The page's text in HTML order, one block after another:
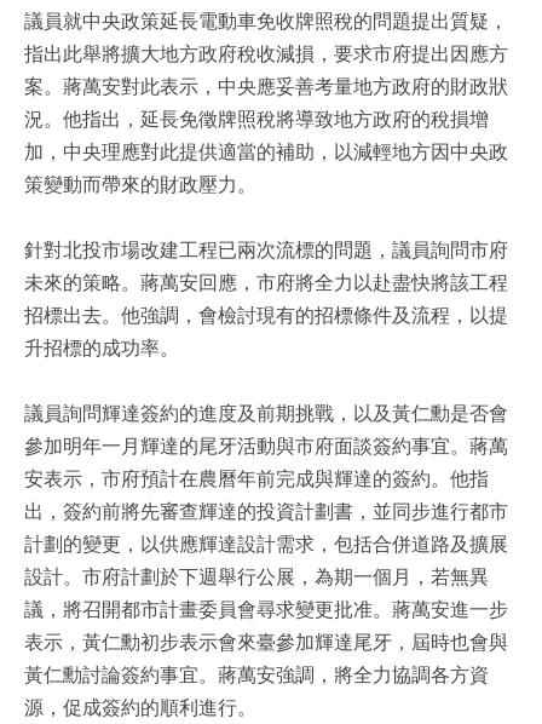
議員就中央政策延長電動車免收牌照稅的問題提出質疑，
指出此舉將擴大地方政府稅收減損，要求市府提出因應方
案。蔣萬安對此表示，中央應妥善考量地方政府的財政狀
況。他指出，延長免徵牌照稅將導致地方政府的稅損增
加，中央理應對此提供適當的補助，以減輕地方因中央政
策變動而帶來的財政壓力。
針對北投市場改建工程已兩次流標的問題，議員詢問市府
未來的策略。蔣萬安回應，市府將全力以赴盡快將該工程
招標出去。他強調，會檢討現有的招標條件及流程，以提
升招標的成功率。
議員詢問輝達簽約的進度及前期挑戰，以及黃仁勳是否會
參加明年一月輝達的尾牙活動與市府面談簽約事宜。蔣萬
安表示，市府預計在農曆年前完成與輝達的簽約。他指
出，簽約前將先審查輝達的投資計劃書，並同步進行都市
計劃的變更，以供應輝達設計需求，包括合併道路及擴展
設計。市府計劃於下週舉行公展，為期一個月，若無異
議，將召開都市計畫委員會尋求變更批准。蔣萬安進一步
表示，黃仁勳初步表示會來臺參加輝達尾牙，屆時也會與
黃仁勳討論簽約事宜。蔣萬安強調，將全力協調各方資
源，促成簽約的順利進行。